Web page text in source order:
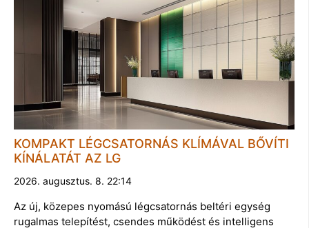
KOMPAKT LÉGCSATORNÁS KLÍMÁVAL BŐVÍTI
KÍNÁLATÁT AZ LG
2026. augusztus. 8. 22:14
Az új, közepes nyomású légcsatornás beltéri egység
rugalmas telepítést, csendes működést és intelligens